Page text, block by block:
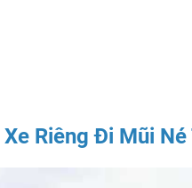
Riêng Đi Mũi Né